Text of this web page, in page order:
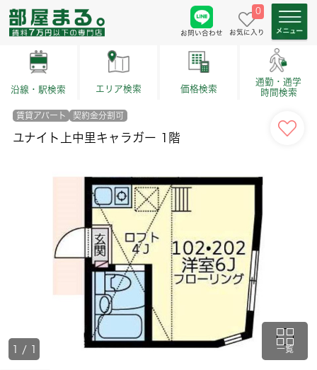
お問い合わせ
0
お気に入り
沿線・駅検索 エリア検索 価格検索
通勤・通学
時間検索
賃貸アパート 契約金分割可
ユナイト上中里キャラガー 1階
一覧
1 / 1